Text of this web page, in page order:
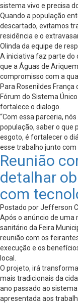
sistema vivo e precisa
Quando a população
descartado, evitamos
residência e o
Olinda da equipe de
A iniciativa faz parte do
que a Águas de
compromisso com a
Para Rosenildes
Fórum do Sistema
fortalece o dialogo.
“Com essa parceria,
população, saber o que
esgoto, é fortalecer o
esse trabalho junto com
Reunião
detalhar
com
Postado por Jefferson
Após o anúncio de uma
sanitário da Feira
reunião com os
execução e os
local.
O projeto, irá
mais tradicionais da
ano passado ao
apresentada aos